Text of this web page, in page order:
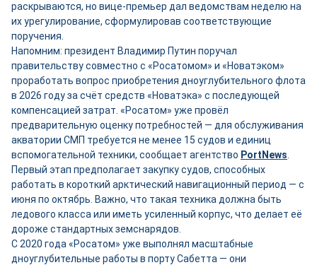
раскрываются, но вице-премьер дал ведомствам неделю на
их урегулирование, сформулировав соответствующие
поручения.
Напомним: президент Владимир Путин поручал
правительству совместно с «Росатомом» и «Новатэком»
проработать вопрос приобретения дноуглубительного флота
в 2026 году за счёт средств «Новатэка» с последующей
компенсацией затрат. «Росатом» уже провёл
предварительную оценку потребностей — для обслуживания
акватории СМП требуется не менее 15 судов и единиц
вспомогательной техники, сообщает агентство PortNews
Первый этап предполагает закупку судов, способных
работать в короткий арктический навигационный период — с
июня по октябрь. Важно, что такая техника должна быть
ледового класса или иметь усиленный корпус, что делает её
дороже стандартных земснарядов.
С 2020 года «Росатом» уже выполнял масштабные
дноуглубительные работы в порту Сабетта — они